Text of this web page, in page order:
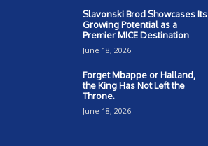
Slavonski Brod Showcases Its
Growing Potential as a
Premier MICE Destination
June 18, 2026
Forget Mbappe or Halland,
the King Has Not Left the
Throne.
June 18, 2026